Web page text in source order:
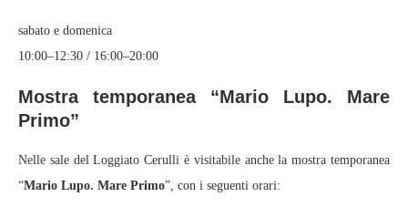
sabato e domenica
10:00–12:30 / 16:00–20:00
Mostra temporanea “Mario Lupo. Mare
Primo”
Nelle sale del Loggiato Cerulli è visitabile anche la mostra temporanea
“Mario Lupo. Mare Primo”, con i seguenti orari: